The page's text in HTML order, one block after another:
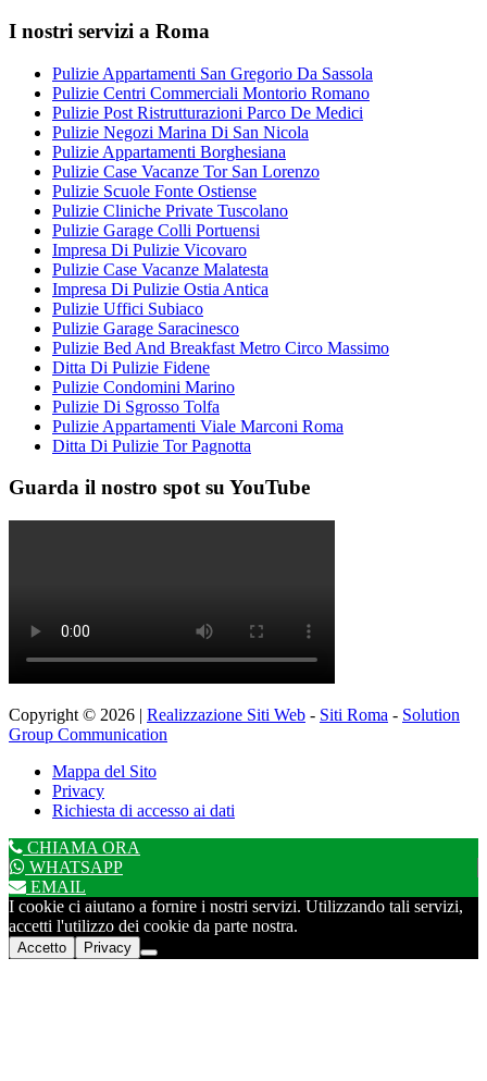
I nostri servizi a Roma
Pulizie Appartamenti San Gregorio Da Sassola
Pulizie Centri Commerciali Montorio Romano
Pulizie Post Ristrutturazioni Parco De Medici
Pulizie Negozi Marina Di San Nicola
Pulizie Appartamenti Borghesiana
Pulizie Case Vacanze Tor San Lorenzo
Pulizie Scuole Fonte Ostiense
Pulizie Cliniche Private Tuscolano
Pulizie Garage Colli Portuensi
Impresa Di Pulizie Vicovaro
Pulizie Case Vacanze Malatesta
Impresa Di Pulizie Ostia Antica
Pulizie Uffici Subiaco
Pulizie Garage Saracinesco
Pulizie Bed And Breakfast Metro Circo Massimo
Ditta Di Pulizie Fidene
Pulizie Condomini Marino
Pulizie Di Sgrosso Tolfa
Pulizie Appartamenti Viale Marconi Roma
Ditta Di Pulizie Tor Pagnotta
Guarda il nostro spot su YouTube
Copyright © 2026 | Realizzazione Siti Web - Siti Roma - Solution
Group Communication
Mappa del Sito
Privacy
Richiesta di accesso ai dati
CHIAMA ORA
WHATSAPP
EMAIL
I cookie ci aiutano a fornire i nostri servizi. Utilizzando tali servizi,
accetti l'utilizzo dei cookie da parte nostra.
Accetto Privacy